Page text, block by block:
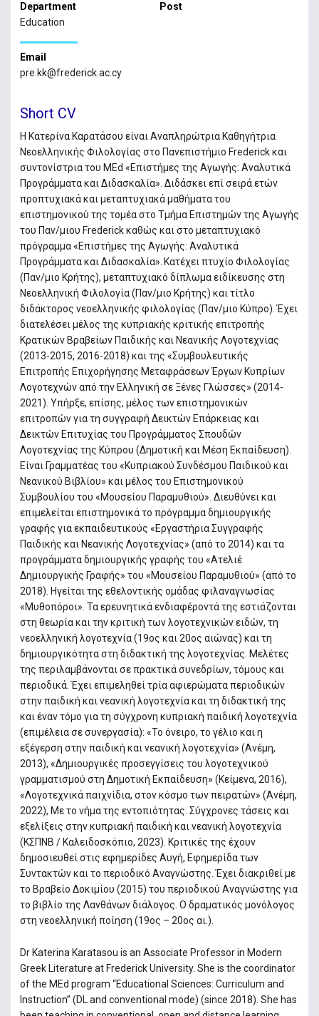
Department
Education
Post
Email
pre.kk@frederick.ac.cy
Short CV
Η Κατερίνα Καρατάσου είναι Αναπληρώτρια Καθηγήτρια
Νεοελληνικής Φιλολογίας στο Πανεπιστήμιο Frederick και
συντονίστρια του MEd «Επιστήμες της Αγωγής: Αναλυτικά
Προγράμματα και Διδασκαλία». Διδάσκει επί σειρά ετών
προπτυχιακά και μεταπτυχιακά μαθήματα του
επιστημονικού της τομέα στο Τμήμα Επιστημών της Αγωγής
του Παν/μιου Frederick καθώς και στο μεταπτυχιακό
πρόγραμμα «Επιστήμες της Αγωγής: Αναλυτικά
Προγράμματα και Διδασκαλία». Κατέχει πτυχίο Φιλολογίας
(Παν/μιο Κρήτης), μεταπτυχιακό δίπλωμα ειδίκευσης στη
Νεοελληνική Φιλολογία (Παν/μιο Κρήτης) και τίτλο
διδάκτορος νεοελληνικής φιλολογίας (Παν/μιο Κύπρο). Έχει
διατελέσει μέλος της κυπριακής κριτικής επιτροπής
Κρατικών Βραβείων Παιδικής και Νεανικής Λογοτεχνίας
(2013-2015, 2016-2018) και της «Συμβουλευτικής
Επιτροπής Επιχορήγησης Μεταφράσεων Έργων Κυπρίων
Λογοτεχνών από την Ελληνική σε Ξένες Γλώσσες» (2014-
2021). Υπήρξε, επίσης, μέλος των επιστημονικών
επιτροπών για τη συγγραφή Δεικτών Επάρκειας και
Δεικτών Επιτυχίας του Προγράμματος Σπουδών
Λογοτεχνίας της Κύπρου (Δημοτική και Μέση Εκπαίδευση).
Είναι Γραμματέας του «Κυπριακού Συνδέσμου Παιδικού και
Νεανικού Βιβλίου» και μέλος του Επιστημονικού
Συμβουλίου του «Μουσείου Παραμυθιού». Διευθύνει και
επιμελείται επιστημονικά το πρόγραμμα δημιουργικής
γραφής για εκπαιδευτικούς «Εργαστήρια Συγγραφής
Παιδικής και Νεανικής Λογοτεχνίας» (από το 2014) και τα
προγράμματα δημιουργικής γραφής του «Ατελιέ
Δημιουργικής Γραφής» του «Μουσείου Παραμυθιού» (από το
2018). Ηγείται της εθελοντικής ομάδας φιλαναγνωσίας
«Μυθοπόροι». Τα ερευνητικά ενδιαφέροντά της εστιάζονται
στη θεωρία και την κριτική των λογοτεχνικών ειδών, τη
νεοελληνική λογοτεχνία (19ος και 20ος αιώνας) και τη
δημιουργικότητα στη διδακτική της λογοτεχνίας. Μελέτες
της περιλαμβάνονται σε πρακτικά συνεδρίων, τόμους και
περιοδικά. Έχει επιμεληθεί τρία αφιερώματα περιοδικών
στην παιδική και νεανική λογοτεχνία και τη διδακτική της
και έναν τόμο για τη σύγχρονη κυπριακή παιδική λογοτεχνία
(επιμέλεια σε συνεργασία): «Το όνειρο, το γέλιο και η
εξέγερση στην παιδική και νεανική λογοτεχνία» (Ανέμη,
2013), «Δημιουργικές προσεγγίσεις του λογοτεχνικού
γραμματισμού στη Δημοτική Εκπαίδευση» (Κείμενα, 2016),
«Λογοτεχνικά παιχνίδια, στον κόσμο των πειρατών» (Ανέμη,
2022), Με το νήμα της εντοπιότητας. Σύγχρονες τάσεις και
εξελίξεις στην κυπριακή παιδική και νεανική λογοτεχνία
(ΚΣΠΝΒ / Καλειδοσκόπιο, 2023). Κριτικές της έχουν
δημοσιευθεί στις εφημερίδες Αυγή, Εφημερίδα των
Συντακτών και το περιοδικό Αναγνώστης. Έχει διακριθεί με
το Βραβείο Δοκιμίου (2015) του περιοδικού Αναγνώστης για
το βιβλίο της Λανθάνων διάλογος. Ο δραματικός μονόλογος
στη νεοελληνική ποίηση (19ος – 20ος αι.).
Dr Katerina Karatasou is an Associate Professor in Modern
Greek Literature at Frederick University. She is the coordinator
of the MEd program “Educational Sciences: Curriculum and
Instruction” (DL and conventional mode) (since 2018). She has